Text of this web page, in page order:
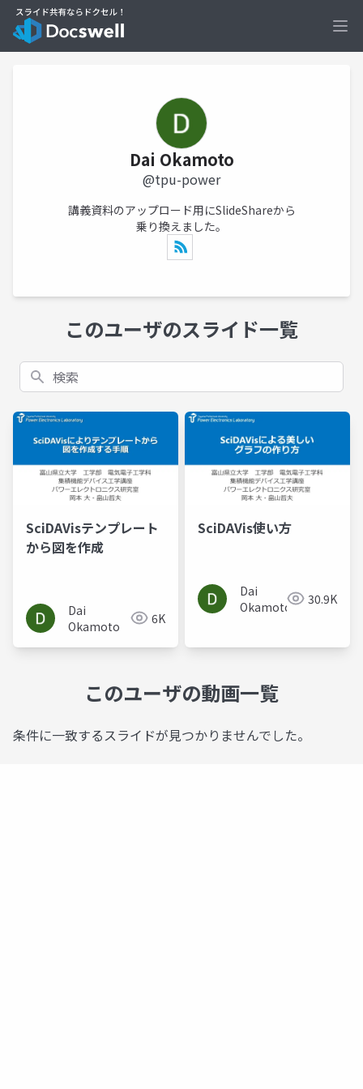
Dai Okamoto
@tpu-power
講義資料のアップロード用にSlideShareから
乗り換えました。
このユーザのスライド一覧
検索
SciDAVisテンプレート
から図を作成
Dai
Okamoto
6K
SciDAVis使い方
Dai
Okamoto
30.9K
このユーザの動画一覧
条件に一致するスライドが見つかりませんでした。